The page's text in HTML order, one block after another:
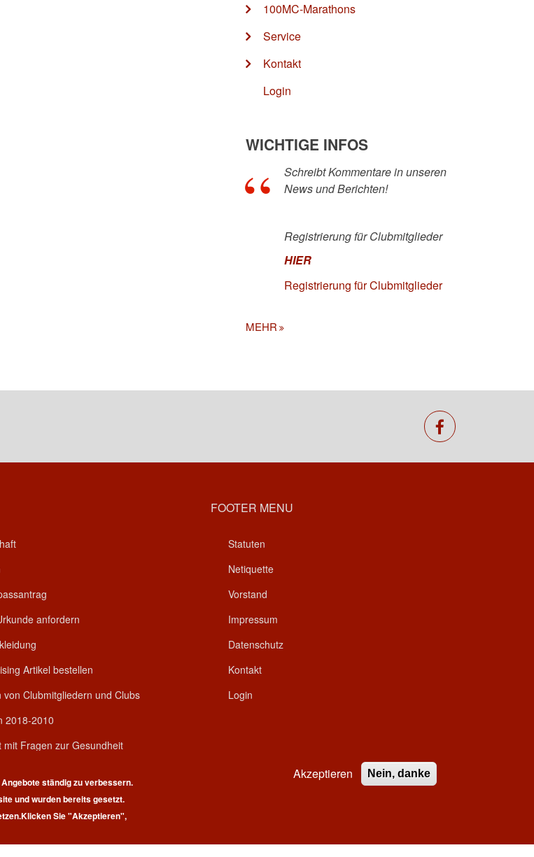
100MC-Marathons
Service
Kontakt
Login
WICHTIGE INFOS
Schreibt Kommentare in unseren
News und Berichten!
Registrierung für Clubmitglieder
HIER
Registrierung für Clubmitglieder
MEHR
facebook
anfordern
Artikel bestellen
von Clubmitgliedern und Clubs
2018-2010
mit Fragen zur Gesundheit
FOOTER MENU
Statuten
Netiquette
Vorstand
Impressum
Datenschutz
Kontakt
Login
Club Deutschland e.V. | All rights reserved.
ständig zu verbessern.
und wurden bereits gesetzt.
Klicken Sie "Akzeptieren",
Akzeptieren Nein, danke